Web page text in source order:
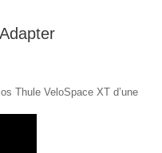
Thule VeloSpace XT d’une